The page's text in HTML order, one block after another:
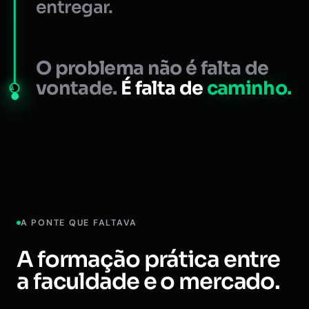
A
entregar.
O problema não é falta de
vontade. É falta de caminho.
A PONTE QUE FALTAVA
A formação prática entre
a faculdade e o mercado.